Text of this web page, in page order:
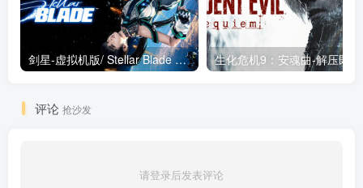
剑星-虚拟机版/ Stellar Blade v1.4.1|Build.19963153 终极版新补丁 送修改器 免安装中文版
评论 抢沙发
请登录后发表评论